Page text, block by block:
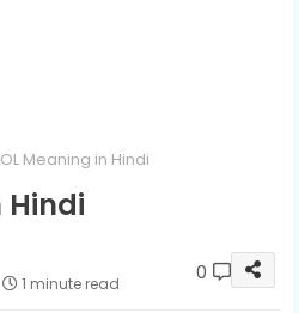
Meaning in Hindi
Hindi
1 minute read 0